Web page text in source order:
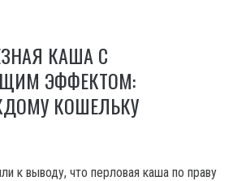
КАША С
ЭФФЕКТОМ:
КОШЕЛЬКУ
к выводу, что перловая каша по праву